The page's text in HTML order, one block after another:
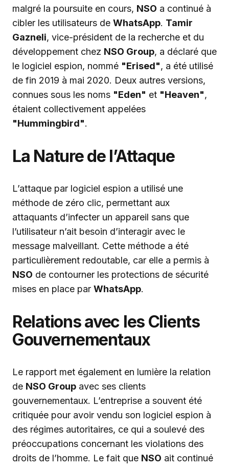
malgré la poursuite en cours, NSO a continué à
cibler les utilisateurs de WhatsApp. Tamir
Gazneli, vice-président de la recherche et du
développement chez NSO Group, a déclaré que
le logiciel espion, nommé "Erised", a été utilisé
de fin 2019 à mai 2020. Deux autres versions,
connues sous les noms "Eden" et "Heaven",
étaient collectivement appelées
"Hummingbird".
La Nature de l’Attaque
L’attaque par logiciel espion a utilisé une
méthode de zéro clic, permettant aux
attaquants d’infecter un appareil sans que
l’utilisateur n’ait besoin d’interagir avec le
message malveillant. Cette méthode a été
particulièrement redoutable, car elle a permis à
NSO de contourner les protections de sécurité
mises en place par WhatsApp.
Relations avec les Clients
Gouvernementaux
Le rapport met également en lumière la relation
de NSO Group avec ses clients
gouvernementaux. L’entreprise a souvent été
critiquée pour avoir vendu son logiciel espion à
des régimes autoritaires, ce qui a soulevé des
préoccupations concernant les violations des
droits de l’homme. Le fait que NSO ait continué